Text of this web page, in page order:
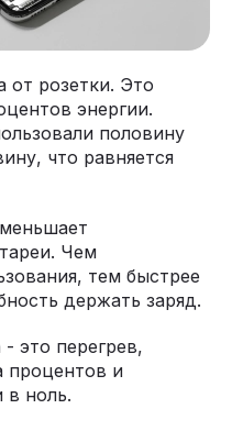
от розетки. Это
энергии.
половину
что равняется
Чем
тем быстрее
держать заряд.
это перегрев,
процентов и
в ноль.